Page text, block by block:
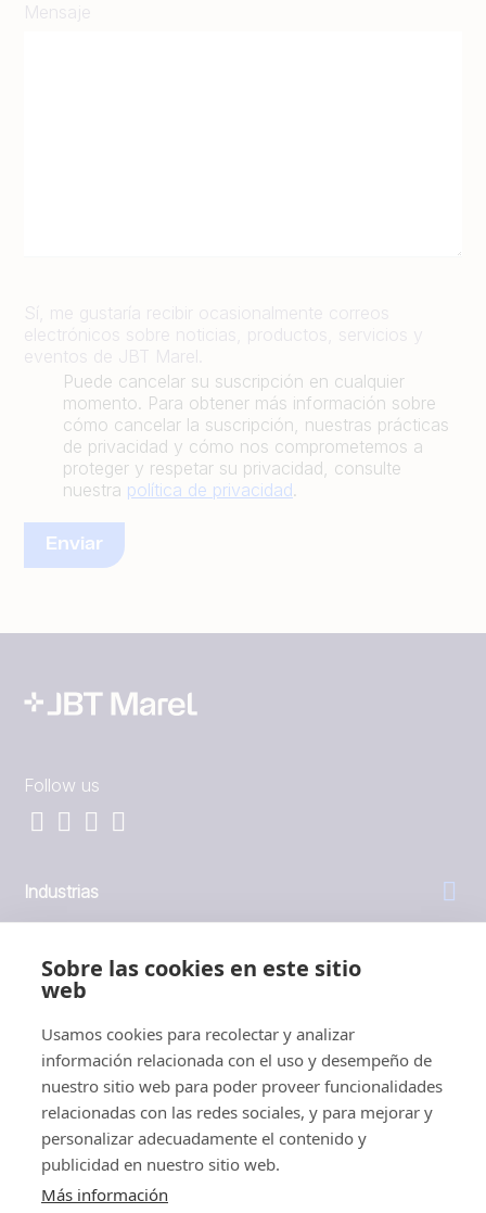
Sobre las cookies en este sitio
web
Usamos cookies para recolectar y analizar
información relacionada con el uso y desempeño de
nuestro sitio web para poder proveer funcionalidades
relacionadas con las redes sociales, y para mejorar y
personalizar adecuadamente el contenido y
publicidad en nuestro sitio web.
Más información
Mensaje
Sí, me gustaría recibir ocasionalmente correos
electrónicos sobre noticias, productos, servicios y
eventos de JBT Marel.
Puede cancelar su suscripción en cualquier
momento. Para obtener más información sobre
cómo cancelar la suscripción, nuestras prácticas
de privacidad y cómo nos comprometemos a
proteger y respetar su privacidad, consulte
nuestra política de privacidad.
Follow us
Industrias
Inversores
1999 - 2026 © JBT Marel